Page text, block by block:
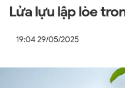
Lửa lựu lập lòe
19:04 29/05/2025